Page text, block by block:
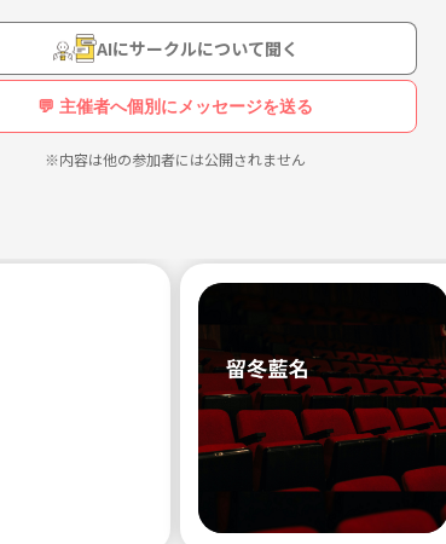
AIにサークルについて聞く
💬 主催者へ個別にメッセージを送る
※内容は他の参加者には公開されません